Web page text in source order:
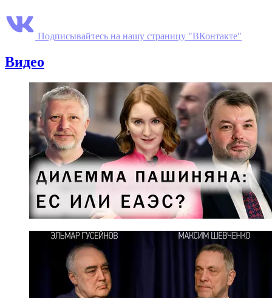
Подписывайтесь на нашу страницу "ВКонтакте"
Видео